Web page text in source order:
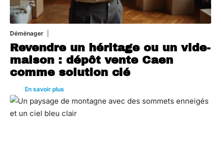
Déménager
Revendre un héritage ou un vide-
maison : dépôt vente Caen
comme solution clé
En savoir plus